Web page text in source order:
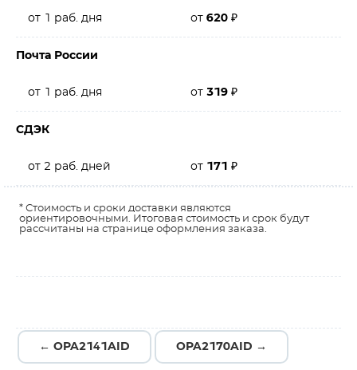
от 1 раб. дня от 620 ₽
Почта России
от 1 раб. дня от 319 ₽
СДЭК
от 2 раб. дней от 171 ₽
* Стоимость и сроки доставки являются
ориентировочными. Итоговая стоимость и срок будут
рассчитаны на странице оформления заказа.
← OPA2141AID OPA2170AID →